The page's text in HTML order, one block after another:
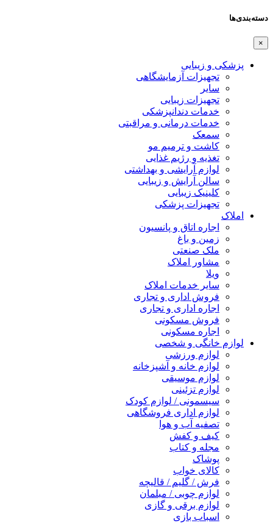
دسته‌بندی‌ها
×
پزشکی و زیبایی
تجهیزات آزمایشگاهی
سایر
تجهیزات زیبایی
خدمات دندانپزشکی
خدمات درمانی و مراقبتی
سمعک
کاشت و ترمیم مو
تغذیه و رژیم غذایی
لوازم آرایشی و بهداشتی
سالن آرایش و زیبایی
کلینیک زیبایی
تجهیزات پزشکی
املاک
اجاره اتاق و پانسیون
زمین و باغ
ملک صنعتی
مشاور املاک
ویلا
سایر خدمات املاک
فروش اداری و تجاری
اجاره اداری و تجاری
فروش مسکونی
اجاره مسکونی
لوازم خانگی و شخصی
لوازم ورزشی
لوازم خانه و آشپزخانه
لوازم موسیقی
لوازم تزئینی
سیسمونی / لوازم کودک
لوازم اداری فروشگاهی
تصفیه آب و هوا
کیف و کفش
مجله و کتاب
پوشاک
کالای خواب
فرش / گلیم / قالیچه
لوازم چوبی / مبلمان
لوازم برقی و گازی
اسباب بازی